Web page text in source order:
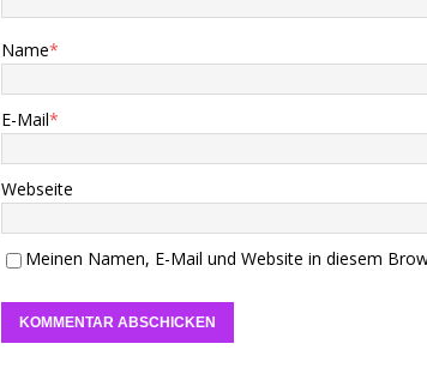
Name*
E-Mail*
Webseite
Meinen Namen, E-Mail und Website in diesem